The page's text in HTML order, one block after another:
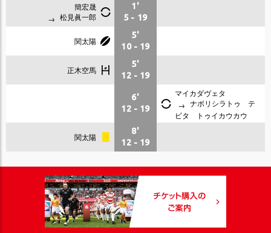
簡宏晟
松見眞一郎
1'
5 - 19
関太陽
5'
10 - 19
正木空馬
5'
12 - 19
6'
12 - 19
マイカダヴェタ
ナボリシラトゥ テ
ビタ トゥイカウカウ
関太陽
8'
12 - 19